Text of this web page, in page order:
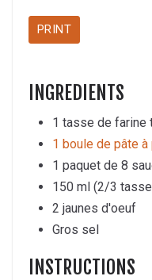
PRINT
INGREDIENTS
1 tasse de farine
1 boule de pâte
1 paquet de 8
150 ml (2/3
2 jaunes d'oeuf
Gros sel
INSTRUCTIONS